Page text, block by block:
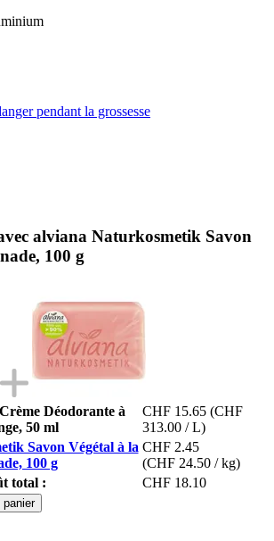
pendant la grossesse
alviana Naturkosmetik Savon
100 g
Déodorante à
50 ml
CHF 15.65 (CHF
313.00 / L)
Savon Végétal à la
100 g
CHF 2.45
(CHF 24.50 / kg)
total :
CHF 18.10
panier